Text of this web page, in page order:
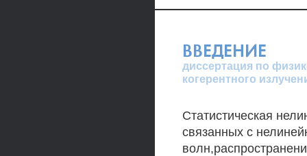
ВВЕДЕНИЕ
диссертация по
когерентного
Статистическая
связанных с